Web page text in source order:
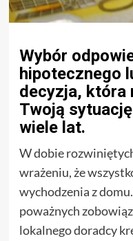
Wybór
hipotecznego
decyzja, która
Twoją
wiele lat.
W dobie
wrażeniu, że
wychodzenia z
poważnych
lokalnego doradcy